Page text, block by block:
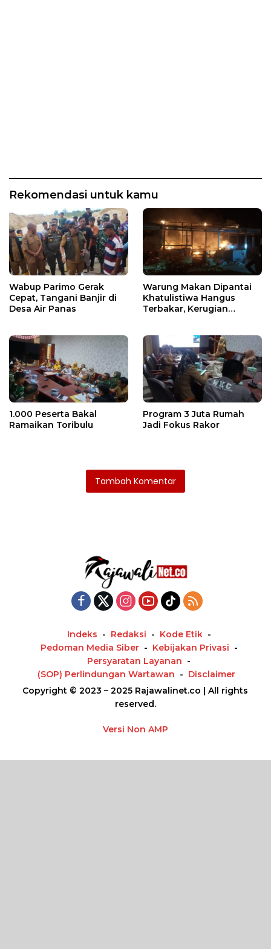
Rekomendasi untuk kamu
Wabup Parimo Gerak
Cepat, Tangani Banjir di
Desa Air Panas
Warung Makan Dipantai
Khatulistiwa Hangus
Terbakar, Kerugian
1.000 Peserta Bakal
Ramaikan Toribulu
Program 3 Juta Rumah
Jadi Fokus Rakor
Tambah Komentar
Indeks Redaksi
Kode Etik
Pedoman Media Siber
Kebijakan Privasi
Persyaratan Layanan
(SOP) Perlindungan Wartawan
Disclaimer
Copyright © 2023 – 2025 Rajawalinet.co | All rights
reserved.
Versi Non AMP